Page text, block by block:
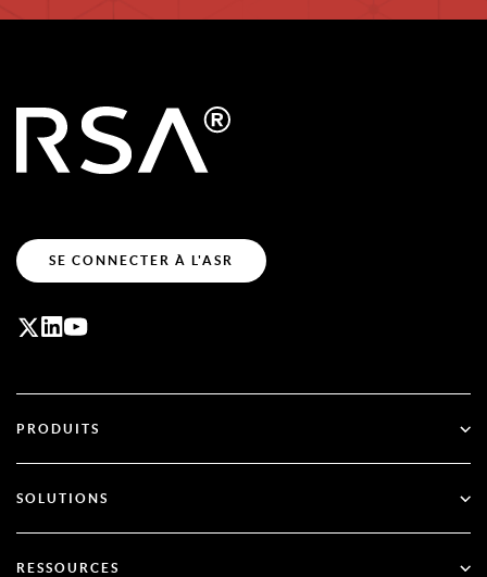
SE CONNECTER À L'ASR
PRODUITS
SecurID
SOLUTIONS
RESSOURCES